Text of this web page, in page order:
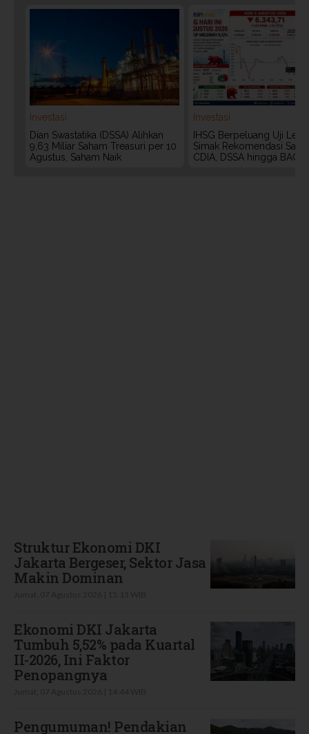
Investasi
Dian Swastatika (DSSA) Alihkan
9,63 Miliar Saham Treasuri per 10
Agustus, Saham Naik
Investasi
IHSG Berpeluang Uji
Simak Rekomendasi
CDIA, DSSA hingga BACH
Struktur Ekonomi DKI
Jakarta Bergeser, Sektor Jasa
Makin Dominan
Ekonomi DKI Jakarta
Tumbuh 5,52% pada Kuartal
II-2026, Ini Faktor
Penopangnya
Pengumuman! Pendakian